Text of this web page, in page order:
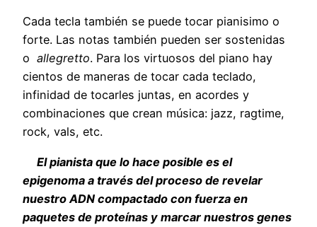
Cada tecla también se puede tocar pianisimo o
forte. Las notas también pueden ser sostenidas
o allegretto. Para los virtuosos del piano hay
cientos de maneras de tocar cada teclado,
infinidad de tocarles juntas, en acordes y
combinaciones que crean música: jazz, ragtime,
rock, vals, etc.
El pianista que lo hace posible es el
epigenoma a través del proceso de revelar
nuestro ADN compactado con fuerza en
paquetes de proteínas y marcar nuestros genes